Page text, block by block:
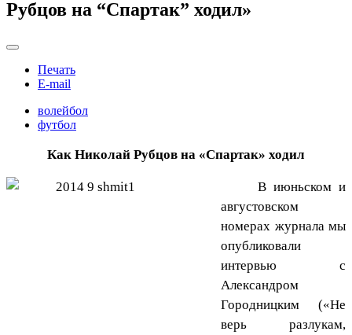
Рубцов на “Спартак” ходил»
Печать
E-mail
волейбол
футбол
Как Николай Рубцов на «Спартак» ходил
В июньском и
августовском
номерах журнала мы
опубликовали
интервью с
Александром
Городницким («Не
верь разлукам,